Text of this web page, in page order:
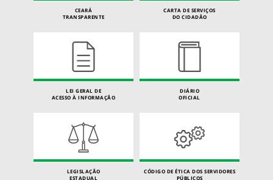
CEARÁ
TRANSPARENTE
CARTA DE SERVIÇOS
DO CIDADÃO
LEI GERAL DE
ACESSO À INFORMAÇÃO
DIÁRIO
OFICIAL
LEGISLAÇÃO
ESTADUAL
CÓDIGO DE ÉTICA DOS SERVIDORES
PÚBLICOS